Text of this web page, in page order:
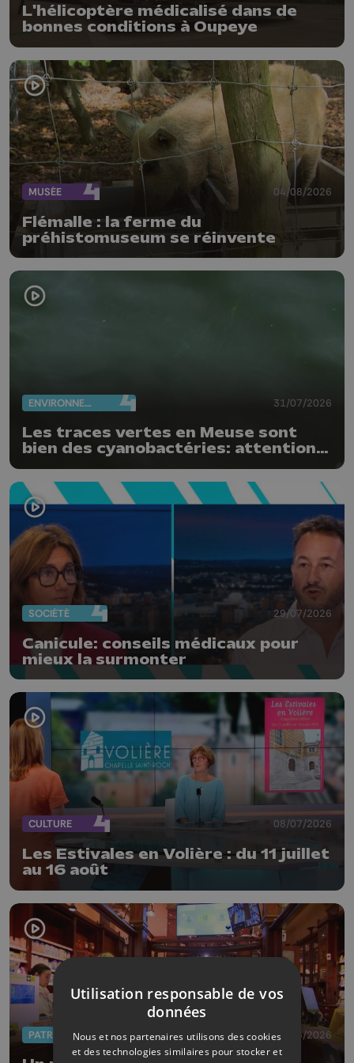
L'hélicoptère médicalisé dans de
bonnes conditions à Oupeye
MUSÉE 04/08/2026
Flémalle : la ferme du
préhistomuseum se réinvente
ENVIRONNEMENT 31/07/2026
Les traces vertes en Meuse sont
bien des cyanobactéries: attention
SOCIÉTÉ 29/07/2026
Canicule: conseils médicaux pour
mieux la surmonter
CULTURE 08/07/2026
Les Estivales en Volière : du 11 juillet
au 16 août
PATRIMOINE 18/06/2026
Utilisation responsable de vos
données
Nous et nos partenaires utilisons des cookies
et des technologies similaires pour stocker et